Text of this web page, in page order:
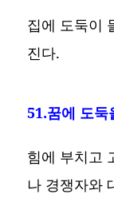
집에 도둑이
진다.
51.꿈에 도둑
힘에 부치고
나 경쟁자와